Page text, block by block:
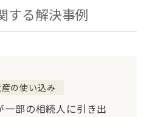
する解決事例
の使い込み
部の相続人に引き出